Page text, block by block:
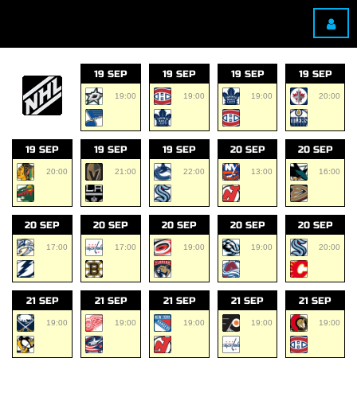
19 SEP
19:00
19 SEP
19:00
19 SEP
19:00
19 SEP
20:00
19 SEP
20:00
19 SEP
21:00
19 SEP
22:00
20 SEP
13:00
20 SEP
16:00
20 SEP
17:00
20 SEP
17:00
20 SEP
19:00
20 SEP
19:00
20 SEP
20:00
21 SEP
19:00
21 SEP
19:00
21 SEP
19:00
21 SEP
19:00
21 SEP
19:00